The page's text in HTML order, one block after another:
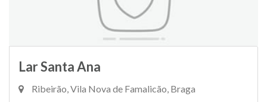
Lar Santa Ana
Ribeirão, Vila Nova de Famalicão, Braga